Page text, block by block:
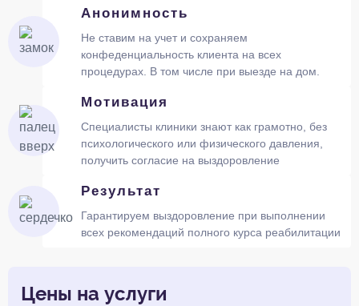
Анонимность
Не ставим на учет и сохраняем
конфеденциальность клиента на всех
процедурах. В том числе при выезде на дом.
Мотивация
Специалисты клиники знают как грамотно, без
психологического или физического давления,
получить согласие на выздоровление
Результат
Гарантируем выздоровление при выполнении
всех рекомендаций полного курса реабилитации
Цены на услуги